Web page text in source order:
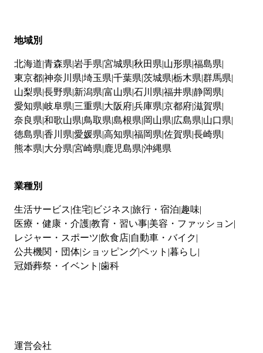
地域別
北海道 青森県 岩手県 宮城県 秋田県 山形県 福島県
東京都神奈川県 埼玉県 千葉県 茨城県 栃木県 群馬県
山梨県 長野県 新潟県 富山県 石川県 福井県 静岡県
愛知県 岐阜県 三重県 大阪府兵庫県 京都府滋賀県
奈良県 和歌山県 鳥取県 島根県 岡山県 広島県 山口県
徳島県 香川県 愛媛県 高知県 福岡県 佐賀県 長崎県
熊本県 大分県 宮崎県 鹿児島県 沖縄県
業種別
生活サービス 住宅 ビジネス 旅行・宿泊 趣味
医療・健康・介護教育・習い事 美容・ファッション
レジャー・スポーツ 飲食店 自動車・バイク
公共機関・団体 ショッピングペット 暮らし
冠婚葬祭・イベント 歯科
運営会社